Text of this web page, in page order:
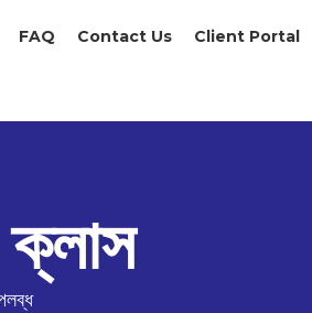
FAQ Contact Us Client Portal
ক্লাস